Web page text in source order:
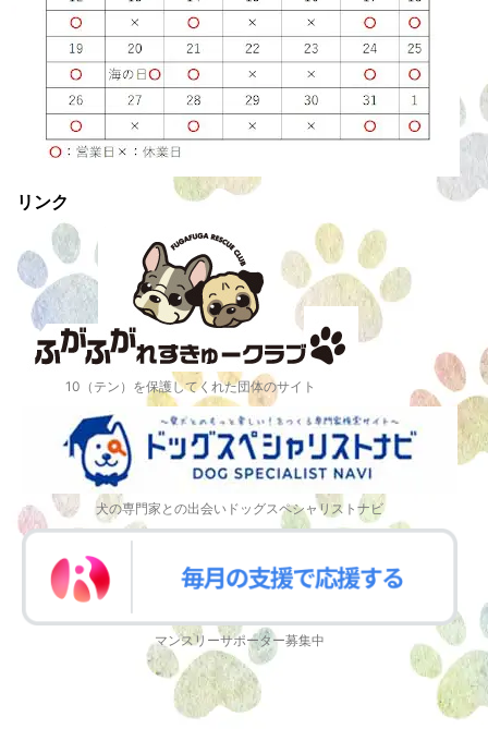
リンク
10（テン）を保護してくれた団体のサイト
犬の専門家との出会いドッグスペシャリストナビ
マンスリーサポーター募集中